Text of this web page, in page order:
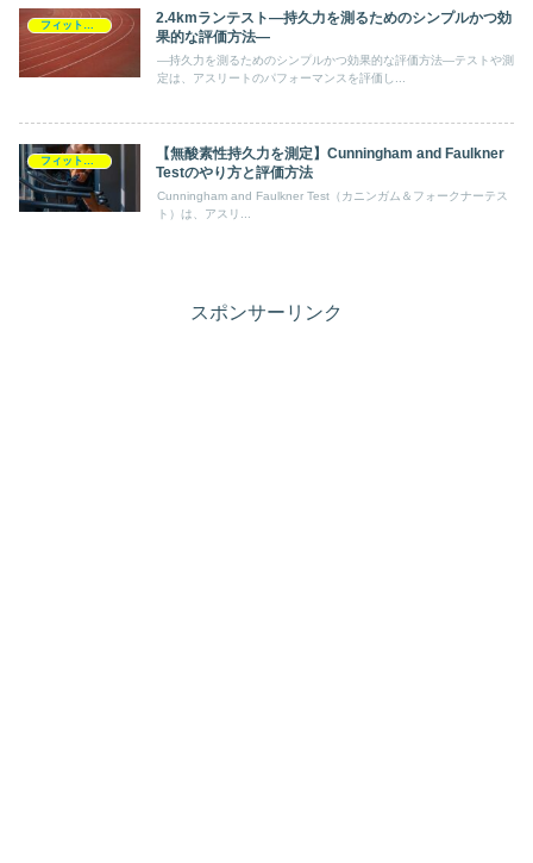
2.4kmランテスト―持久力を測るためのシンプルかつ効
果的な評価方法―
―持久力を測るためのシンプルかつ効果的な評価方法―テストや測
定は、アスリートのパフォーマンスを評価し...
【無酸素性持久力を測定】Cunningham and Faulkner
Testのやり方と評価方法
Cunningham and Faulkner Test（カニンガム＆フォークナーテス
ト）は、アスリ...
スポンサーリンク